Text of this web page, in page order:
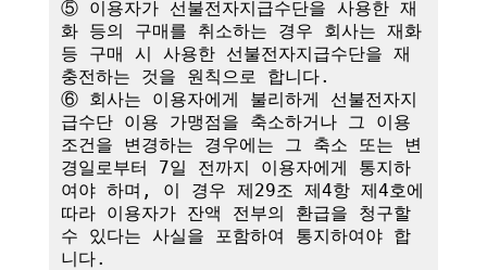
⑤ 이용자가 선불전자지급수단을 사용한 재
화 등의 구매를 취소하는 경우 회사는 재화
등 구매 시 사용한 선불전자지급수단을 재
충전하는 것을 원칙으로 합니다.
⑥ 회사는 이용자에게 불리하게 선불전자지
급수단 이용 가맹점을 축소하거나 그 이용
조건을 변경하는 경우에는 그 축소 또는 변
경일로부터 7일 전까지 이용자에게 통지하
여야 하며, 이 경우 제29조 제4항 제4호에
따라 이용자가 잔액 전부의 환급을 청구할
수 있다는 사실을 포함하여 통지하여야 합
니다.